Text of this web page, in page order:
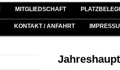
MITGLIEDSCHAFT
KONTAKT / ANFAHRT